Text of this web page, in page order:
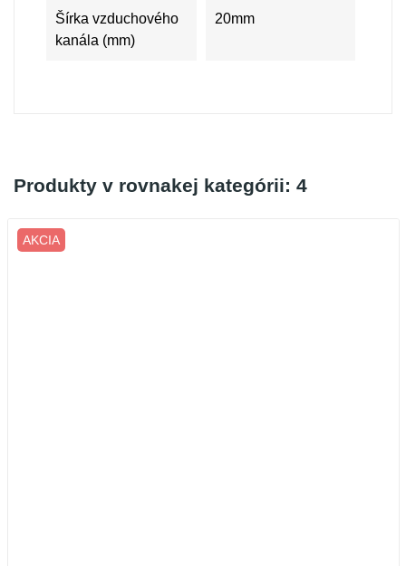
Šírka vzduchového
kanála (mm)
20mm
Produkty v rovnakej kategórii: 4
AKCIA